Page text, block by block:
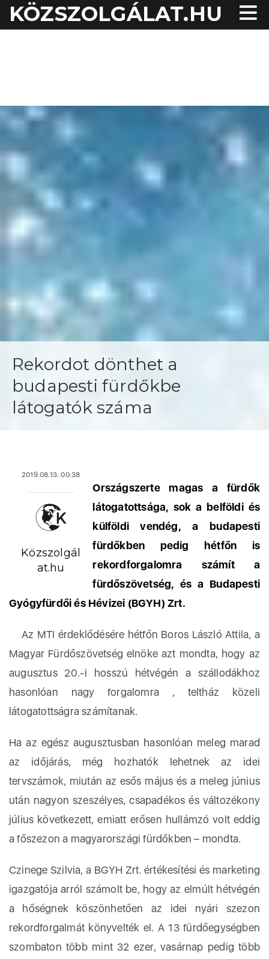
KÖZSZOLGÁLAT.HU
Rekordot dönthet a
budapesti fürdőkbe
látogatók száma
2019.08.13. 00:38
Közszolgál
at.hu
Országszerte magas a fürdők
látogatottsága, sok a belföldi és
külföldi vendég, a budapesti
fürdőkben pedig hétfőn is
rekordforgalomra számít a
fürdőszövetség, és a Budapesti
Gyógyfürdői és Hévizei (BGYH) Zrt.
Az MTI érdeklődésére hétfőn Boros László Attila, a
Magyar Fürdőszövetség elnöke azt mondta, hogy az
augusztus 20.-i hosszú hétvégén a szállodákhoz
hasonlóan nagy forgalomra , teltház közeli
látogatottságra számítanak.
Ha az egész augusztusban hasonlóan meleg marad
az időjárás, még hozhatók lehetnek az idei
tervszámok, miután az esős május és a meleg június
után nagyon szeszélyes, csapadékos és változékony
július következett, emiatt erősen hullámzó volt eddig
a főszezon a magyarországi fürdőkben – mondta.
Czinege Szilvia, a BGYH Zrt. értékesítési és marketing
igazgatója arról számolt be, hogy az elmúlt hétvégén
a hőségnek köszönhetően az idei nyári szezon
rekordforgalmát könyvelték el. A 13 fürdőegységben
szombaton több mint 32 ezer, vasárnap pedig több